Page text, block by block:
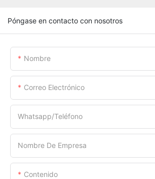
Póngase en contacto con nosotros
Nombre
Correo Electrónico
Whatsapp/Teléfono
Nombre De Empresa
Contenido